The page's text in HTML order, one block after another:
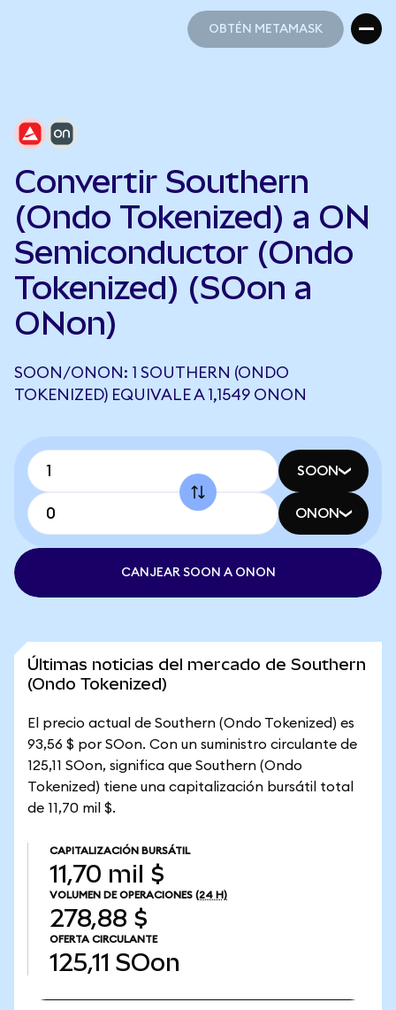
OBTÉN METAMASK
Convertir Southern
(Ondo Tokenized) a ON
Semiconductor (Ondo
Tokenized) (SOon a
ONon)
SOON/ONON: 1 SOUTHERN (ONDO
TOKENIZED) EQUIVALE A 1,1549 ONON
SOON
ONON
CANJEAR SOON A ONON
Últimas noticias del mercado de Southern
(Ondo Tokenized)
El precio actual de Southern (Ondo Tokenized) es
93,56 $ por SOon. Con un suministro circulante de
125,11 SOon, significa que Southern (Ondo
Tokenized) tiene una capitalización bursátil total
de 11,70 mil $.
CAPITALIZACIÓN BURSÁTIL
11,70 mil $
VOLUMEN DE OPERACIONES (24 H)
278,88 $
OFERTA CIRCULANTE
125,11 SOon